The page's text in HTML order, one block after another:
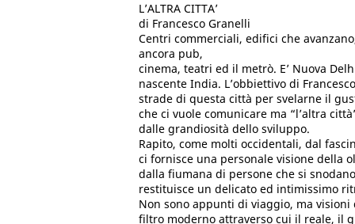
L’ALTRA CITTA’
di Francesco Granelli
Centri commerciali, edifici che
ancora pub,
cinema, teatri ed il metrò. E’ Nuova
nascente India. L’obbiettivo di
strade di questa città per svelarne il
che ci vuole comunicare ma “l’altra
dalle grandiosità dello sviluppo.
Rapito, come molti occidentali, dal
ci fornisce una personale visione della
dalla fiumana di persone che si
restituisce un delicato ed intimissimo
Non sono appunti di viaggio, ma
filtro moderno attraverso cui il reale, il